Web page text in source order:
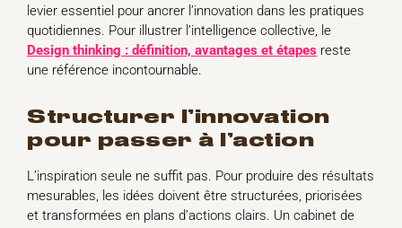
levier essentiel pour ancrer l’innovation dans les pratiques
quotidiennes. Pour illustrer l’intelligence collective, le
Design thinking : définition, avantages et étapes reste
une référence incontournable.
structurer l’innovation
pour passer à l’action
L’inspiration seule ne suffit pas. Pour produire des résultats
mesurables, les idées doivent être structurées, priorisées
et transformées en plans d’actions clairs. Un cabinet de